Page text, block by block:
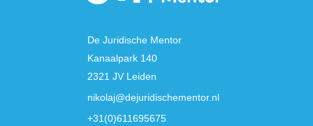
De Juridische Mentor
Kanaalpark 140
2321 JV Leiden
nikolaj@dejuridischementor.nl
+31(0)611695675